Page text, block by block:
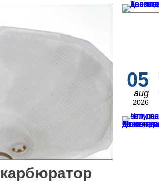
05
aug
2026